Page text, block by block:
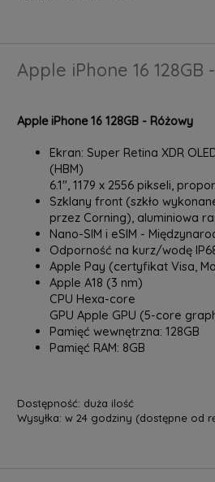
Apple iPhone 16 128GB
Apple iPhone 16 128GB - Różowy
Ekran: Super Retina XDR
(HBM)
6.1", 1179 x 2556 pikseli,
Szklany front (szkło
przez Corning), aluminiowa
Nano-SIM i eSIM -
Odporność na kurz/wodę
Apple Pay (certyfikat Visa,
Apple A18 (3 nm)
CPU Hexa-core
GPU Apple GPU (5-core
Pamięć wewnętrzna: 128GB
Pamięć RAM: 8GB
Dostępność: duża ilość
Wysyłka: w 24 godziny (dostępne od